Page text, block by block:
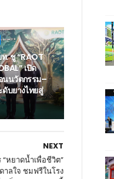
. ชู “RAOT
เปิด
นนวัตกรรม–
ดับยางไทยสู่
NEXT
“หยาดน้ำเพื่อชีวิต”
าลใจ ชมฟรีในโรง